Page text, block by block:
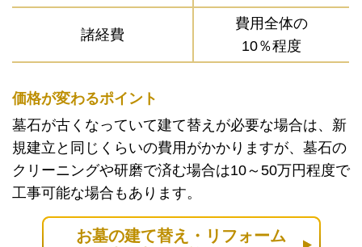
諸経費
費用全体の
10％程度
価格が変わるポイント
墓石が古くなっていて建て替えが必要な場合は、新
規建立と同じくらいの費用がかかりますが、墓石の
クリーニングや研磨で済む場合は10～50万円程度で
工事可能な場合もあります。
お墓の建て替え・リフォーム